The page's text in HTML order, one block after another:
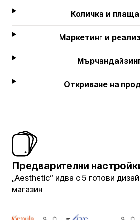
Количка и
Маркетинг и
Откриване на
Предварителни
„Aesthetic“ идва с 5 готови
магазин